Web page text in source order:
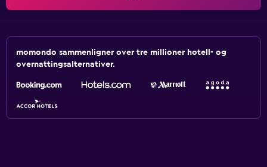
momondo sammenligner over tre millioner hotell- og
overnattingsalternativer.